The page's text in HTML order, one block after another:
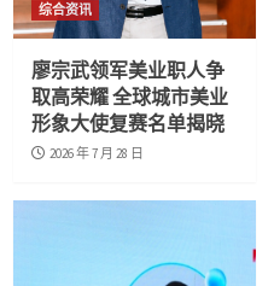
综合资讯
廖宗武领军美业职人争
取高荣耀 全球城市美业
形象大使复赛名单揭晓
2026 年 7 月 28 日